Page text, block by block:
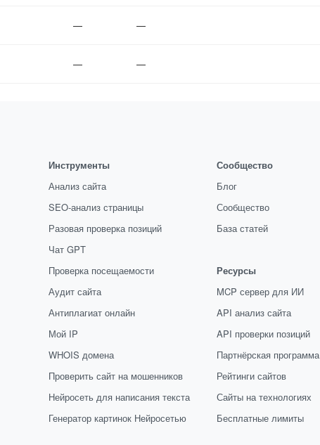
— —
— —
Инструменты
Анализ сайта
SEO-анализ страницы
Разовая проверка позиций
Чат GPT
Проверка посещаемости
Аудит сайта
Антиплагиат онлайн
Мой IP
WHOIS домена
Проверить сайт на мошенников
Нейросеть для написания текста
Генератор картинок Нейросетью
Сообщество
Блог
Сообщество
База статей
Ресурсы
MCP сервер для ИИ
API анализ сайта
API проверки позиций
Партнёрская программа
Рейтинги сайтов
Сайты на технологиях
Бесплатные лимиты